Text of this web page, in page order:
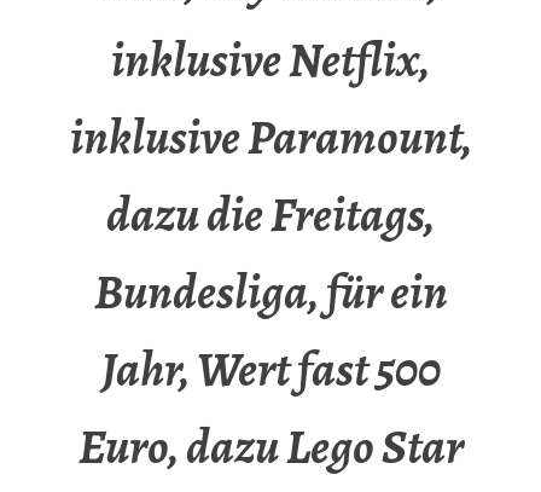
inklusive Netflix,
inklusive Paramount,
dazu die Freitags,
Bundesliga, für ein
Jahr, Wert fast 500
Euro, dazu Lego Star